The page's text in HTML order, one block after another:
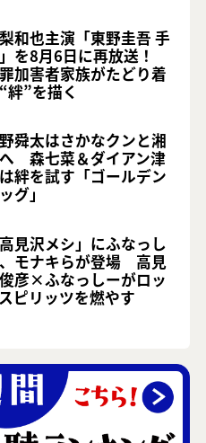
和也主演「東野圭吾 手
を8月6日に再放送！
加害者家族がたどり着
絆”を描く
舜太はさかなクンと湘
森七菜＆ダイアン津
絆を試す「ゴールデン
グ」
高見沢メシ」にふなっし
モナキらが登場 高見
彦×ふなっしーがロッ
ピリッツを燃やす